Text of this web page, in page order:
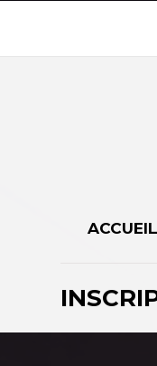
ACCUEIL